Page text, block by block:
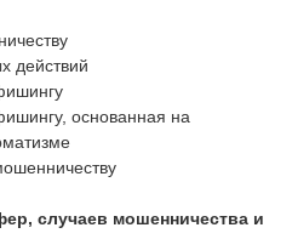
действий
основанная на
случаев мошенничества и